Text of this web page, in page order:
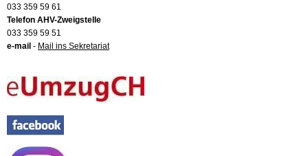
033 359 59 61
Telefon AHV-Zweigstelle
033 359 59 51
e-mail - Mail ins Sekretariat